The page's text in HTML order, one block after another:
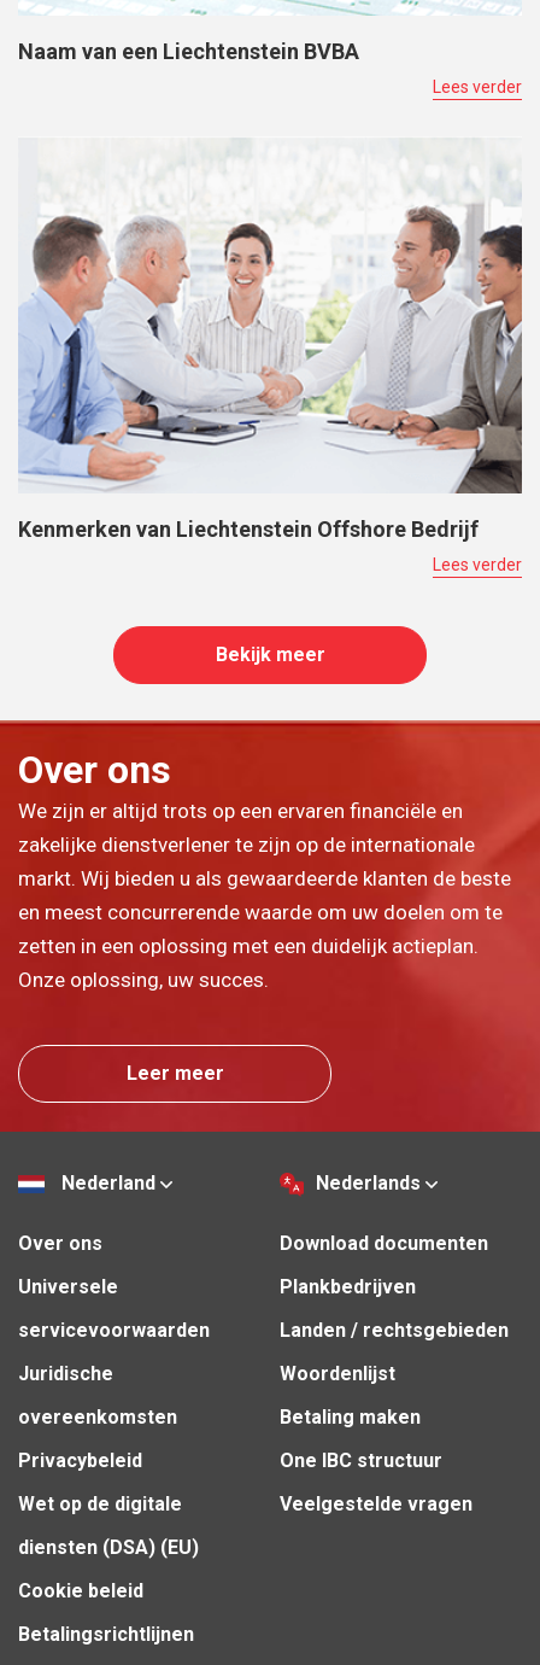
Naam van een Liechtenstein BVBA
Lees verder
Kenmerken van Liechtenstein Offshore Bedrijf
Lees verder
Bekijk meer
Over ons
We zijn er altijd trots op een ervaren financiële en
zakelijke dienstverlener te zijn op de internationale
markt. Wij bieden u als gewaardeerde klanten de beste
en meest concurrerende waarde om uw doelen om te
zetten in een oplossing met een duidelijk actieplan.
Onze oplossing, uw succes.
Leer meer
Nederland Nederlands
Over ons
Universele
servicevoorwaarden
Juridische
overeenkomsten
Privacybeleid
Wet op de digitale
diensten (DSA) (EU)
Cookie beleid
Betalingsrichtlijnen
Download documenten
Plankbedrijven
Landen / rechtsgebieden
Woordenlijst
Betaling maken
One IBC structuur
Veelgestelde vragen